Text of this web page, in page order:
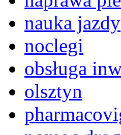
nauka jazdy
noclegi
obsługa
olsztyn